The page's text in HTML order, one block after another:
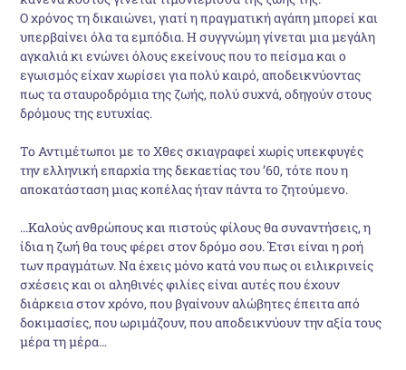
Ο χρόνος τη δικαιώνει, γιατί η πραγματική αγάπη μπορεί και
υπερβαίνει όλα τα εμπόδια. Η συγγνώμη γίνεται μια μεγάλη
αγκαλιά κι ενώνει όλους εκείνους που το πείσμα και ο
εγωισμός είχαν χωρίσει για πολύ καιρό, αποδεικνύοντας
πως τα σταυροδρόμια της ζωής, πολύ συχνά, οδηγούν στους
δρόμους της ευτυχίας.
Το Αντιμέτωποι με το Χθες σκιαγραφεί χωρίς υπεκφυγές
την ελληνική επαρχία της δεκαετίας του ’60, τότε που η
αποκατάσταση μιας κοπέλας ήταν πάντα το ζητούμενο.
…Καλούς ανθρώπους και πιστούς φίλους θα συναντήσεις, η
ίδια η ζωή θα τους φέρει στον δρόμο σου. Έτσι είναι η ροή
των πραγμάτων. Να έχεις μόνο κατά νου πως οι ειλικρινείς
σχέσεις και οι αληθινές φιλίες είναι αυτές που έχουν
διάρκεια στον χρόνο, που βγαίνουν αλώβητες έπειτα από
δοκιμασίες, που ωριμάζουν, που αποδεικνύουν την αξία τους
μέρα τη μέρα…